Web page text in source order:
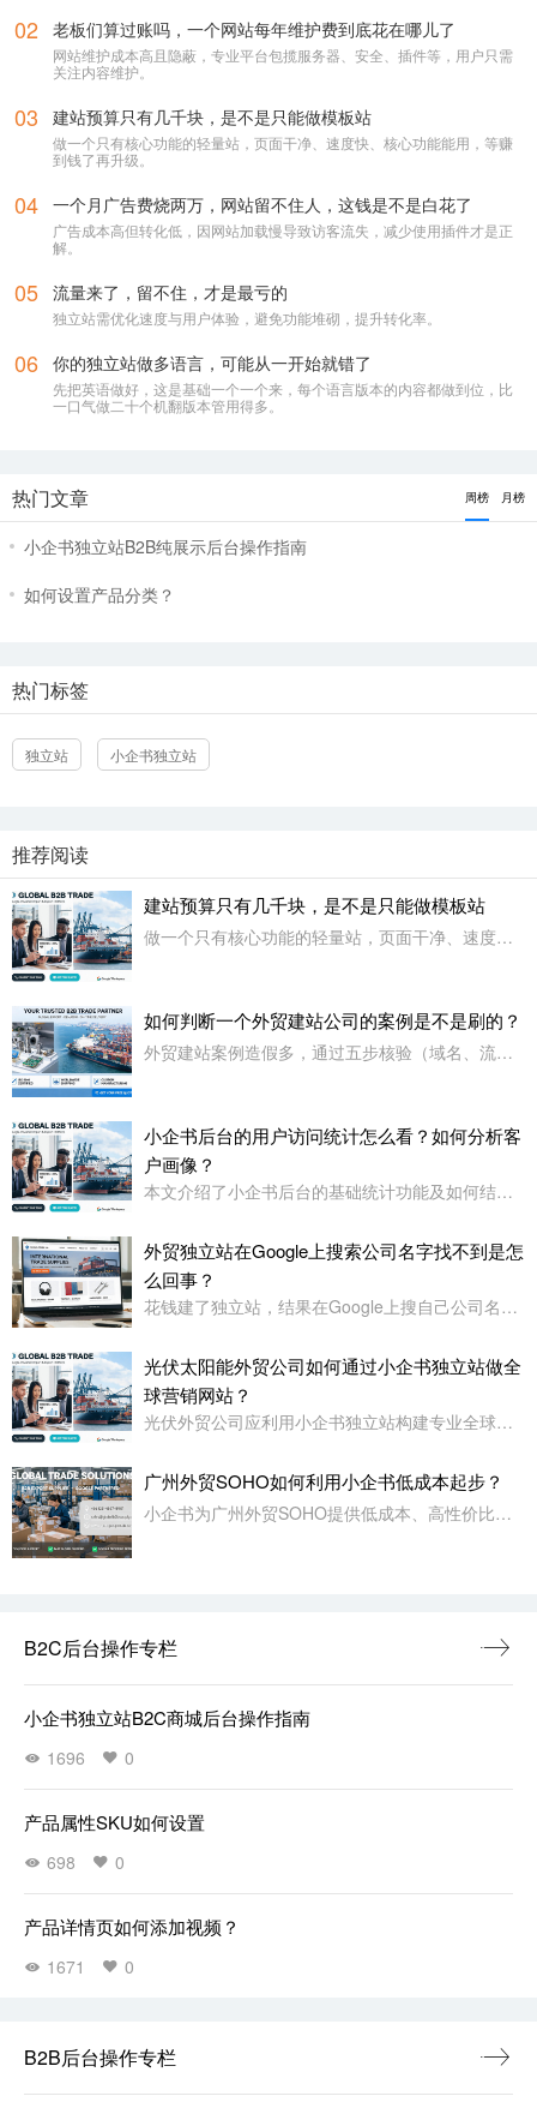
02 老板们算过账吗，一个网站每年维护费到底花在哪儿了
网站维护成本高且隐蔽，专业平台包揽服务器、安全、插件等，用户只需
关注内容维护。
03 建站预算只有几千块，是不是只能做模板站
做一个只有核心功能的轻量站，页面干净、速度快、核心功能能用，等赚
到钱了再升级。
04 一个月广告费烧两万，网站留不住人，这钱是不是白花了
广告成本高但转化低，因网站加载慢导致访客流失，减少使用插件才是正
解。
05 流量来了，留不住，才是最亏的
独立站需优化速度与用户体验，避免功能堆砌，提升转化率。
06 你的独立站做多语言，可能从一开始就错了
先把英语做好，这是基础一个一个来，每个语言版本的内容都做到位，比
一口气做二十个机翻版本管用得多。
热门文章 周榜 月榜
小企书独立站B2B纯展示后台操作指南
如何设置产品分类？
热门标签
独立站 小企书独立站
推荐阅读
建站预算只有几千块，是不是只能做模板站
做一个只有核心功能的轻量站，页面干净、速度快、核心功能能用，等赚到钱了再升级。
如何判断一个外贸建站公司的案例是不是刷的？
外贸建站案例造假多，通过五步核验（域名、流量、代码、联系信息、时效性）精准识别虚假案例。
小企书后台的用户访问统计怎么看？如何分析客
户画像？
本文介绍了小企书后台的基础统计功能及如何结合专业工具进行客户画像分析，涵盖访问数据、用户行为及画像构建方法。
外贸独立站在Google上搜索公司名字找不到是怎
么回事？
花钱建了独立站，结果在Google上搜自己公司名字都找不到——这事儿太正常了
光伏太阳能外贸公司如何通过小企书独立站做全
球营销网站？
光伏外贸公司应利用小企书独立站构建专业全球营销平台，注重多语言、多货币支持、内容展示与SEO优化，系统化推广以提升询盘。
广州外贸SOHO如何利用小企书低成本起步？
小企书为广州外贸SOHO提供低成本、高性价比的B2B外贸网站，功能齐全，支持多语言、SEO、营销工具，适合起步阶段低成本启动。
B2C后台操作专栏
小企书独立站B2C商城后台操作指南
1696 0
产品属性SKU如何设置
698 0
产品详情页如何添加视频？
1671 0
B2B后台操作专栏
你好，我是您的建站专属客服
专业客服，直接解答各类建站疑问
微信号
17348730625
一键复制